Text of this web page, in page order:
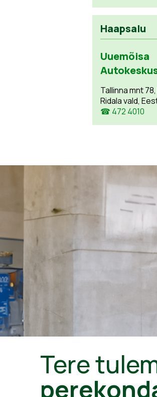
Haapsalu
Uuemõisa
Tallinna mnt
Ridala vald,
☎ 472 4010
Tere